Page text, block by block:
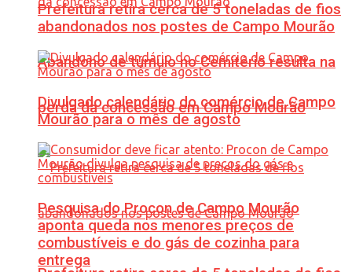
Abandono de túmulo no Cemitério resulta na
perda da concessão em Campo Mourão
Prefeitura retira cerca de 5 toneladas de fios
abandonados nos postes de Campo Mourão
Divulgado calendário do comércio de Campo
Mourão para o mês de agosto
Pesquisa do Procon de Campo Mourão
aponta queda nos menores preços de
combustíveis e do gás de cozinha para
entrega